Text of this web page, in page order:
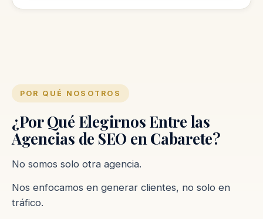
POR QUÉ NOSOTROS
¿Por Qué Elegirnos Entre las
Agencias de SEO en Cabarete?
No somos solo otra agencia.
Nos enfocamos en generar clientes, no solo en
tráfico.